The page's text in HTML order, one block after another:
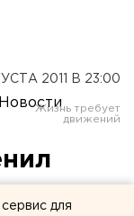
2011 В 23:00
для